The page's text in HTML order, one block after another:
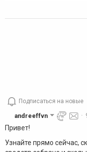
Подписаться на новые
andreeffvn ·
Привет!
Узнайте прямо сейчас,